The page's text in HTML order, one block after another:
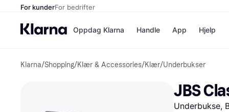
For kunderFor bedrifter
Oppdag Klarna
Betal nå
Betal i 3
Betal innen
Handle
Butikker
App Hjelp
Klarna/Shopping/Klær & Accessories/Klær/Underbukser
JBS
Underbukse,